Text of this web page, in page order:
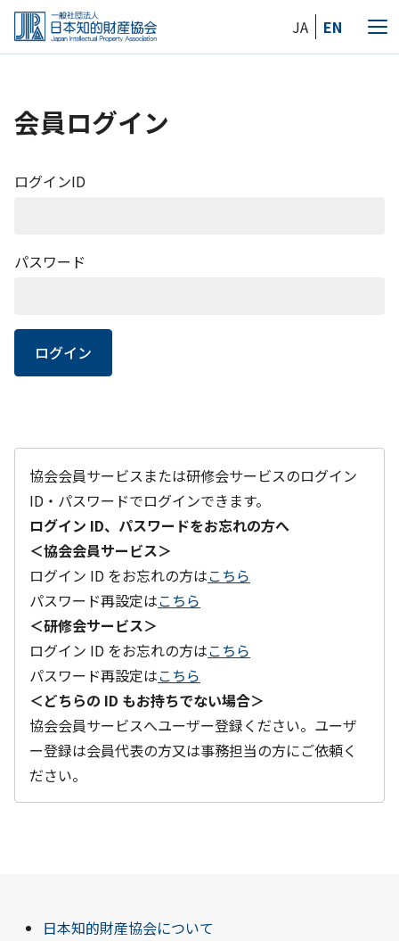
Skip
the
JA EN
メ
会員ログイン
ログインID
パスワード
ログイン
協会会員サービスまたは研修会サービスのログイン
ID・パスワードでログインできます。
ログイン ID、パスワードをお忘れの方へ
＜協会会員サービス＞
ログイン ID をお忘れの方はこちら
パスワード再設定はこちら
＜研修会サービス＞
ログイン ID をお忘れの方はこちら
パスワード再設定はこちら
＜どちらの ID もお持ちでない場合＞
協会会員サービスへユーザー登録ください。ユーザ
ー登録は会員代表の方又は事務担当の方にご依頼く
ださい。
日本知的財産協会について